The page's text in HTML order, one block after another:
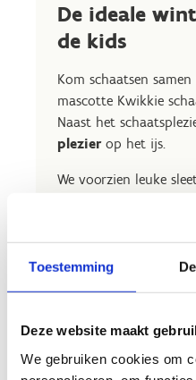
Toestemming
Deze website maakt
We gebruiken cookies om
De ideale
de kids
Kom schaatsen
mascotte Kwikkie
Naast het
plezierop het ijs.
We voorzien leuke
de kinds – en dat
Koop